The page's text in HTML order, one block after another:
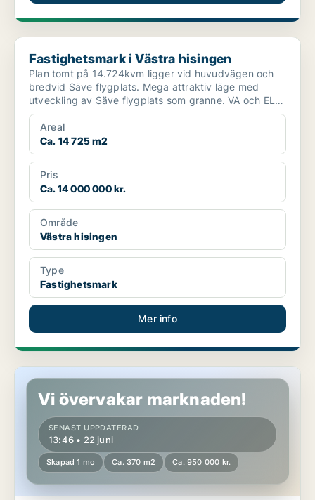
Fastighetsmark i Västra hisingen
Fastighetsmark i Västra hisingen
Plan tomt på 14.724kvm ligger vid huvudvägen och
bredvid Säve flygplats. Mega attraktiv läge med
utveckling av Säve flygplats som granne. VA och EL
tillkoppl...
Areal
Ca. 14 725 m2
Pris
Ca. 14 000 000 kr.
Område
Västra hisingen
Type
Fastighetsmark
Mer info
Restaurang i Göteborg Centrum
Vi övervakar marknaden!
SENAST UPPDATERAD
13:46 • 22 juni
Skapad 1 mo Ca. 370 m2 Ca. 950 000 kr.